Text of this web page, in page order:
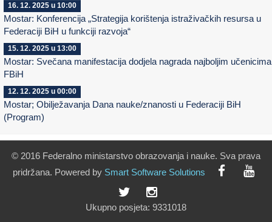
16. 12. 2025 u 10:00
Mostar: Konferencija „Strategija korištenja istraživačkih resursa u
Federaciji BiH u funkciji razvoja“
15. 12. 2025 u 13:00
Mostar: Svečana manifestacija dodjela nagrada najboljim
FBiH
12. 12. 2025 u 00:00
Mostar; Obilježavanja Dana nauke/znanosti u Federaciji BiH
(Program)
© 2016 Federalno ministarstvo obrazovanja i nauke. Sva prava
pridržana. Powered by Smart Software Solutions
Ukupno posjeta: 9331018